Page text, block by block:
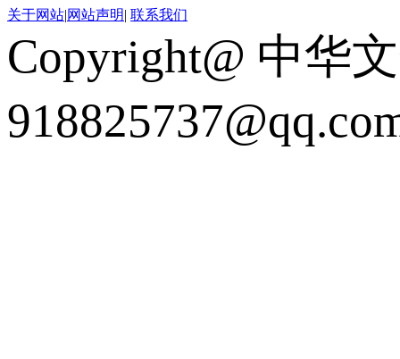
关于网站|网站声明| 联系我们
Copyright@ 中